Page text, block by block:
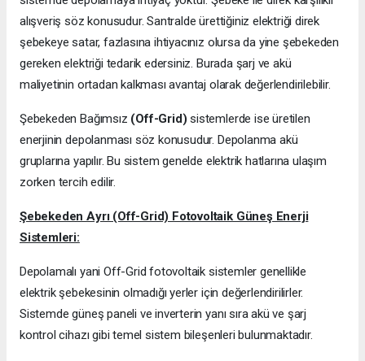
alışveriş söz konusudur. Santralde ürettiğiniz elektriği direk
şebekeye satar, fazlasına ihtiyacınız olursa da yine şebekeden
gereken elektriği tedarik edersiniz. Burada şarj ve akü
maliyetinin ortadan kalkması avantaj olarak değerlendirilebilir.
Şebekeden Bağımsız (Off-Grid) sistemlerde ise üretilen
enerjinin depolanması söz konusudur. Depolanma akü
gruplarına yapılır. Bu sistem genelde elektrik hatlarına ulaşım
zorken tercih edilir.
Şebekeden Ayrı (Off-Grid) Fotovoltaik Güneş Enerji
Sistemleri:
Depolamalı yani Off-Grid fotovoltaik sistemler genellikle
elektrik şebekesinin olmadığı yerler için değerlendirilirler.
Sistemde güneş paneli ve inverterin yanı sıra akü ve şarj
kontrol cihazı gibi temel sistem bileşenleri bulunmaktadır.